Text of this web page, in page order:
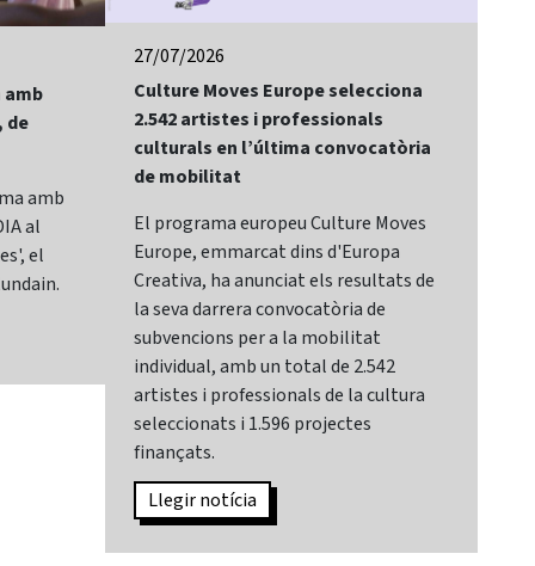
de
amb
al
el
27/07/2026
Culture Moves Europe selecciona
2.542 artistes i professionals
culturals en l’última convocatòria
de mobilitat
El programa europeu Culture Moves
Europe, emmarcat dins d'Europa
Creativa, ha anunciat els resultats de
la seva darrera convocatòria de
subvencions per a la mobilitat
individual, amb un total de 2.542
artistes i professionals de la cultura
seleccionats i 1.596 projectes
finançats.
Llegir notícia